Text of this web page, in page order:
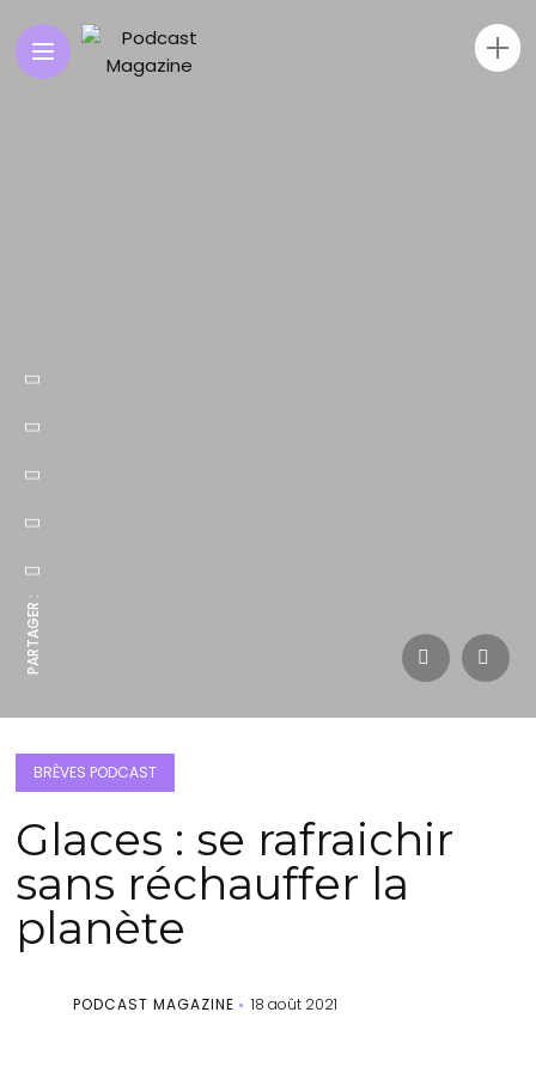
PARTAGER :
BRÈVES PODCAST
Glaces : se rafraichir
sans réchauffer la
planète
PODCAST MAGAZINE 18 août 2021